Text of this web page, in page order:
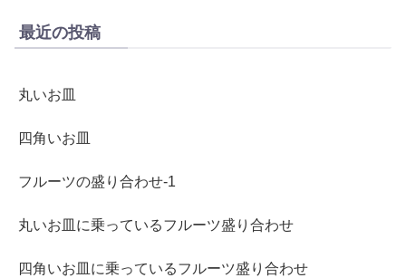
最近の投稿
丸いお皿
四角いお皿
フルーツの盛り合わせ-1
丸いお皿に乗っているフルーツ盛り合わせ
四角いお皿に乗っているフルーツ盛り合わせ